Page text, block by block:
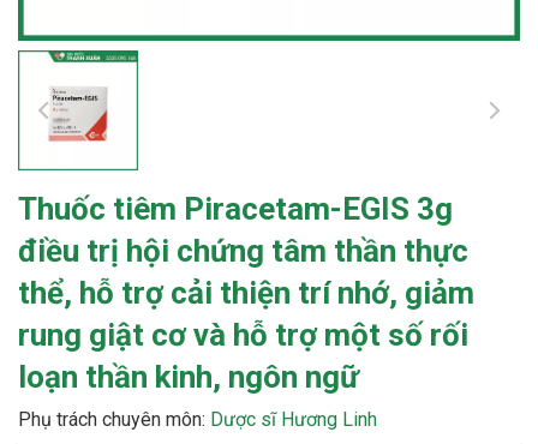
Thuốc tiêm Piracetam-EGIS 3g
điều trị hội chứng tâm thần thực
thể, hỗ trợ cải thiện trí nhớ, giảm
rung giật cơ và hỗ trợ một số rối
loạn thần kinh, ngôn ngữ
Phụ trách chuyên môn: Dược sĩ Hương Linh